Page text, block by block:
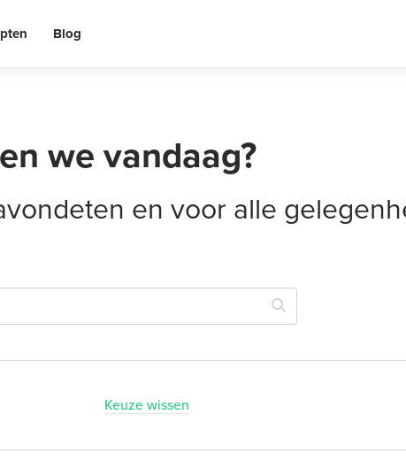
Blog
we vandaag?
en voor alle
Keuze wissen